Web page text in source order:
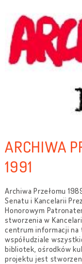
ARCHIWA
1991
Archiwa Przełomu
Senatu i Kancelarii
Honorowym
stworzenia w
centrum informacji na
współudziale
bibliotek, ośrodków
projektu jest